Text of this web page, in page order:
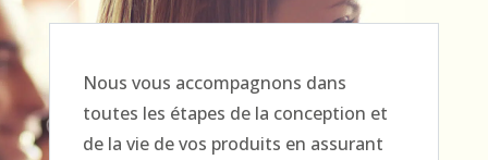
Nous vous accompagnons dans
toutes les étapes de la conception et
de la vie de vos produits en assurant